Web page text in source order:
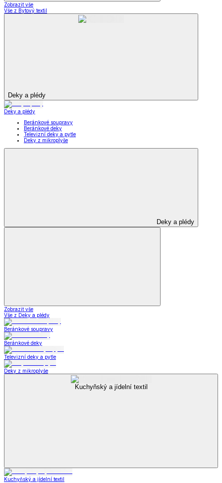
Zobrazit vše
Vše z Bytový textil
Deky a plédy
Deky a plédy
Beránkové soupravy
Beránkové deky
Televizní deky a pytle
Deky z mikroplyše
Deky a plédy
Zobrazit vše
Vše z Deky a plédy
Beránkové soupravy
Beránkové deky
Televizní deky a pytle
Deky z mikroplyše
Kuchyňský a jídelní textil
Kuchyňský a jídelní textil